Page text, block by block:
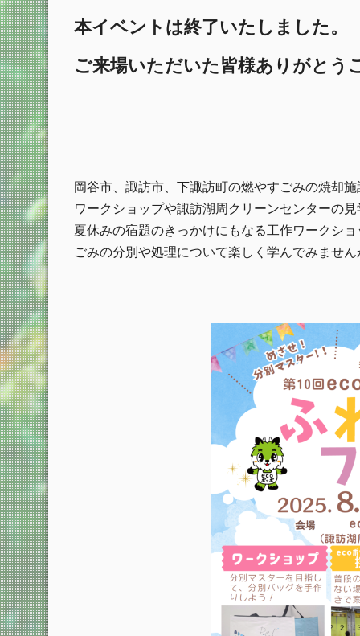
本イベントは終了いたしました。
ご来場いただいた皆様ありがとう
岡谷市、諏訪市、下諏訪町の燃やすごみの焼却
ワークショップや諏訪湖周クリーンセンターの
夏休みの宿題のきっかけにもなる工作ワークシ
ごみの分別や処理について楽しく学んでみません